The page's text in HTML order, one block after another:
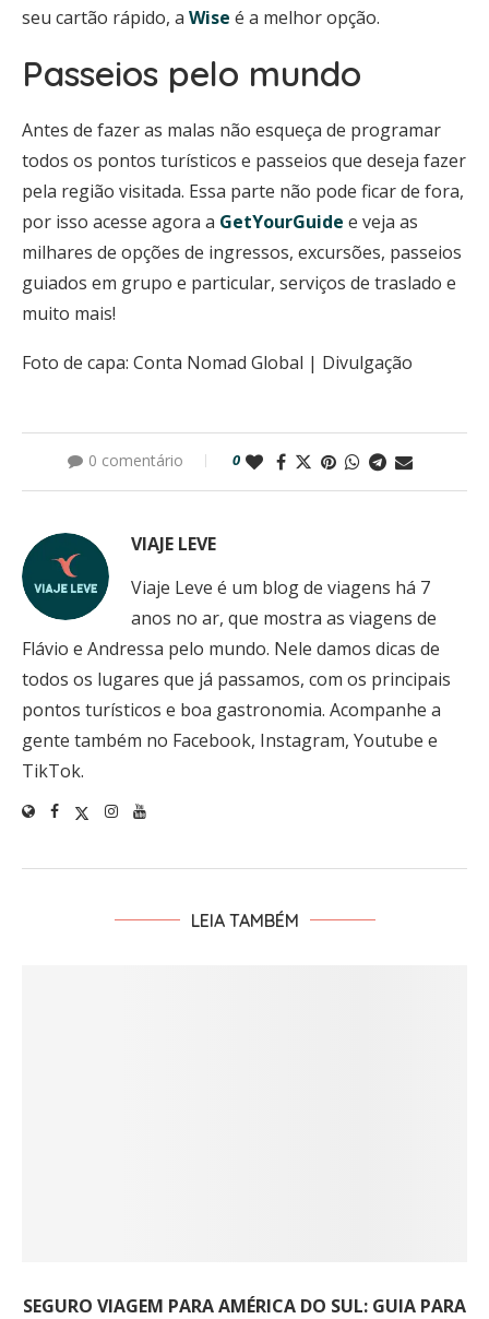
seu cartão rápido, a Wise é a melhor opção.
Passeios pelo mundo
Antes de fazer as malas não esqueça de programar
todos os pontos turísticos e passeios que deseja fazer
pela região visitada. Essa parte não pode ficar de fora,
por isso acesse agora a GetYourGuide e veja as
milhares de opções de ingressos, excursões, passeios
guiados em grupo e particular, serviços de traslado e
muito mais!
Foto de capa: Conta Nomad Global | Divulgação
0 comentário 0
VIAJE LEVE
Viaje Leve é um blog de viagens há 7
anos no ar, que mostra as viagens de
Flávio e Andressa pelo mundo. Nele damos dicas de
todos os lugares que já passamos, com os principais
pontos turísticos e boa gastronomia. Acompanhe a
gente também no Facebook, Instagram, Youtube e
TikTok.
LEIA TAMBÉM
SEGURO VIAGEM PARA AMÉRICA DO SUL: GUIA PARA